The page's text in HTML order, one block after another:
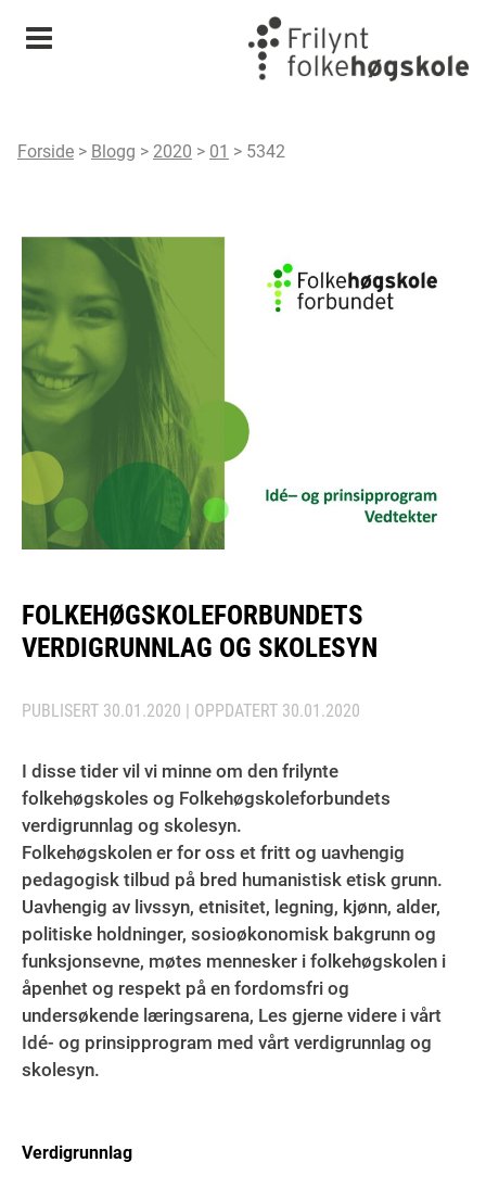
Meny
Forside > Blogg > 2020 > 01 > 5342
FOLKEHØGSKOLEFORBUNDETS
VERDIGRUNNLAG OG SKOLESYN
PUBLISERT 30.01.2020 | OPPDATERT 30.01.2020
I disse tider vil vi minne om den frilynte
folkehøgskoles og Folkehøgskoleforbundets
verdigrunnlag og skolesyn.
Folkehøgskolen er for oss et fritt og uavhengig
pedagogisk tilbud på bred humanistisk etisk grunn.
Uavhengig av livssyn, etnisitet, legning, kjønn, alder,
politiske holdninger, sosioøkonomisk bakgrunn og
funksjonsevne, møtes mennesker i folkehøgskolen i
åpenhet og respekt på en fordomsfri og
undersøkende læringsarena, Les gjerne videre i vårt
Idé- og prinsipprogram med vårt verdigrunnlag og
skolesyn.
Verdigrunnlag